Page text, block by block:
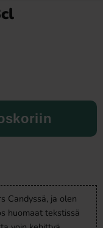
Candyssä, ja olen
huomaat tekstissä